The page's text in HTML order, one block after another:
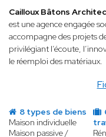
Cailloux Bâtons
est une agence engagée
accompagne des projets
privilégiant l’écoute,
le réemploi des matériaux.
8 types de biens
Maison individuelle
Maison passive /